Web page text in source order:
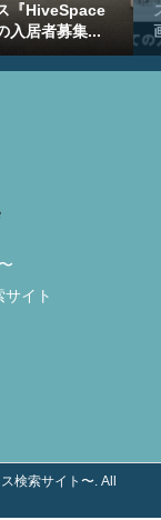
『HiveSpace
入居者募集...
イト
検索サイト〜. All